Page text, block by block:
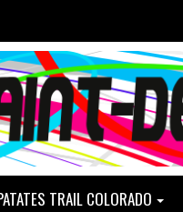
TRAIL COLORADO